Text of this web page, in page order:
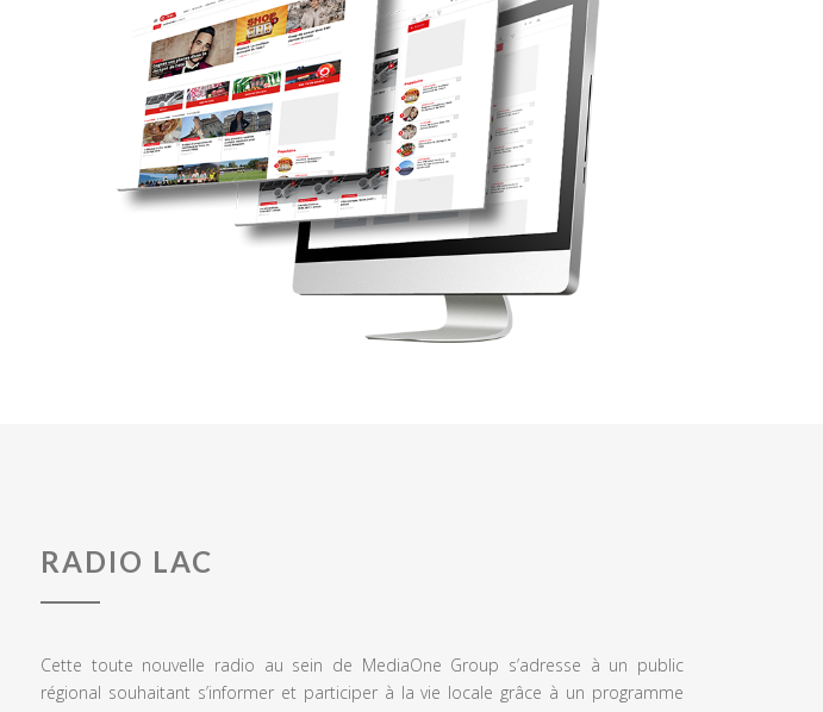
RADIO LAC
Cette toute nouvelle radio au sein de MediaOne Group s’adresse à un public
régional souhaitant s’informer et participer à la vie locale grâce à un programme